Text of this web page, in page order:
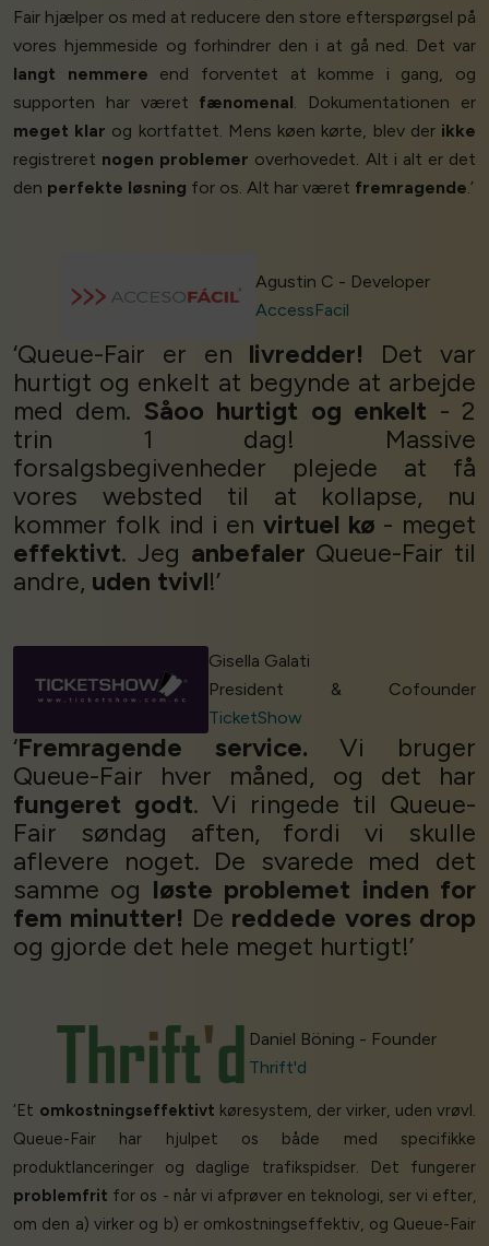
Fair hjælper os med at reducere den store efterspørgsel på
vores hjemmeside og forhindrer den i at gå ned. Det var
langt nemmere end forventet at komme i gang, og
supporten har været fænomenal. Dokumentationen er
meget klar og kortfattet. Mens køen kørte, blev der ikke
registreret nogen problemer overhovedet. Alt i alt er det
den perfekte løsning for os. Alt har været fremragende.’
Agustin C - Developer
AccessFacil
‘Queue-Fair er en livredder! Det var
hurtigt og enkelt at begynde at arbejde
med dem. Såoo hurtigt og enkelt - 2
trin 1 dag! Massive
forsalgsbegivenheder plejede at få
vores websted til at kollapse, nu
kommer folk ind i en virtuel kø - meget
effektivt. Jeg anbefaler Queue-Fair til
andre, uden tvivl!’
Gisella Galati
President & Cofounder
TicketShow
‘Fremragende service. Vi bruger
Queue-Fair hver måned, og det har
fungeret godt. Vi ringede til Queue-
Fair søndag aften, fordi vi skulle
aflevere noget. De svarede med det
samme og løste problemet inden for
fem minutter! De reddede vores drop
og gjorde det hele meget hurtigt!’
Daniel Böning - Founder
Thrift'd
‘Et omkostningseffektivt køresystem, der virker, uden vrøvl.
Queue-Fair har hjulpet os både med specifikke
produktlanceringer og daglige trafikspidser. Det fungerer
problemfrit for os - når vi afprøver en teknologi, ser vi efter,
om den a) virker og b) er omkostningseffektiv, og Queue-Fair